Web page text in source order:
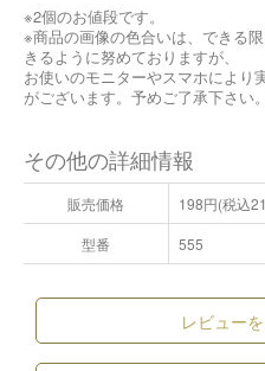
※2個のお値段です。
※商品の画像の色合いは、できる
きるように努めておりますが、
お使いのモニターやスマホにより
がございます。予めご了承下さい。
その他の詳細情報
販売価格
198円(税込
型番
555
レビュー